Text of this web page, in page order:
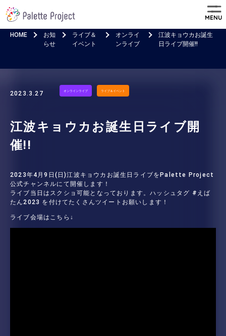
MENU
HOME
お知
らせ
ライブ＆
イベント
オンライ
ンライブ
江波キョウカお誕生
日ライブ開催!!
2023.3.27 オンラインライブ ライブ＆イベント
江波キョウカお誕生日ライブ開
催!!
2023年4月9日(日)江波キョウカお誕生日ライブをPalette Project
公式チャンネルにて開催します！
ライブ当日はスクショ可能となっております。ハッシュタグ #えば
たん2023 を付けてたくさんツイートお願いします！
ライブ会場はこちら↓